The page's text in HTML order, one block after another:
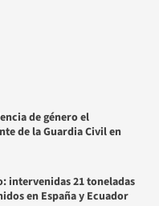
de género el
de la Guardia Civil en
intervenidas 21 toneladas
en España y Ecuador